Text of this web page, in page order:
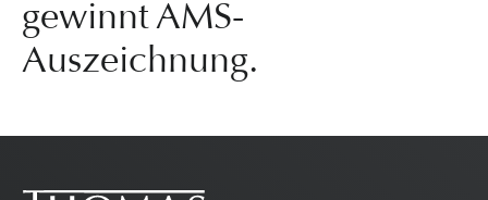
gewinnt AMS-
Auszeichnung.